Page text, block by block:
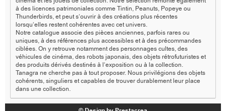
à des licences patrimoniales comme Tintin, Peanuts, Popeye ou
Thunderbirds, et peut s’ouvrir à des créations plus récentes
lorsqu’elles restent cohérentes avec cet univers.
Notre catalogue associe des pièces anciennes, parfois rares ou
uniques, à des références plus accessibles et à des précommandes
ciblées. On y retrouve notamment des personnages cultes, des
véhicules de cinéma, des robots japonais, des objets rétrofuturistes et
des produits dérivés destinés à l’exposition ou à la collection.
Tanagra ne cherche pas à tout proposer. Nous privilégions des objets
cohérents, singuliers et capables de trouver durablement leur place
dans une collection.